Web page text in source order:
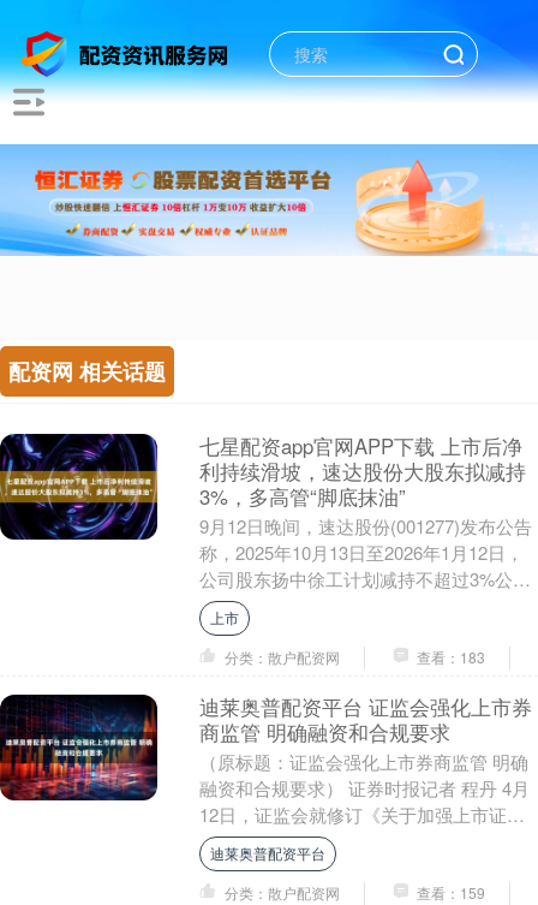
配资网 相关话题
七星配资app官网APP下载 上市后净
利持续滑坡，速达股份大股东拟减持
3%，多高管“脚底抹油”
9月12日晚间，速达股份(001277)发布公告
称，2025年10月13日至2026年1月12日，
公司股东扬中徐工计划减持不超过3%公司
股份，总经理、副总经理等....
上市
分类：散户配资网
查看：183
迪莱奥普配资平台 证监会强化上市券
商监管 明确融资和合规要求
（原标题：证监会强化上市券商监管 明确
融资和合规要求） 证券时报记者 程丹 4月
12日，证监会就修订《关于加强上市证券
公司监管的规定》公开征求意见。记者从
监管部....
迪莱奥普配资平台
分类：散户配资网
查看：159